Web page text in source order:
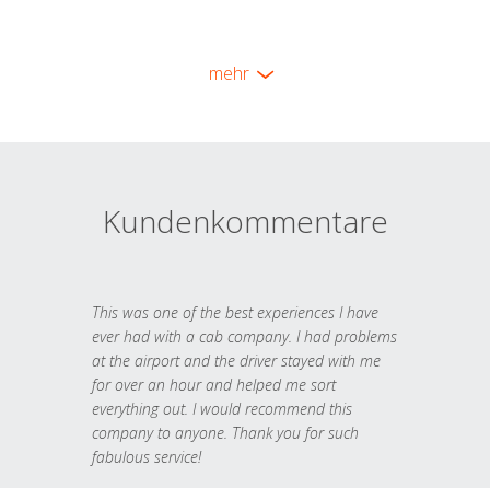
mehr
Kundenkommentare
This was one of the best experiences I have
ever had with a cab company. I had problems
at the airport and the driver stayed with me
for over an hour and helped me sort
everything out. I would recommend this
company to anyone. Thank you for such
fabulous service!